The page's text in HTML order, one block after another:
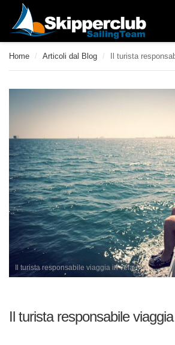
Home / Articoli dal Blog / Il turista
Il turista responsabile viaggia in vela
Il turista responsabile